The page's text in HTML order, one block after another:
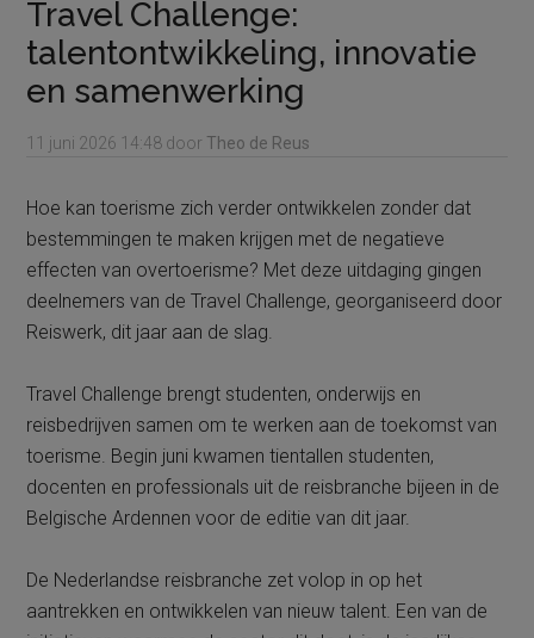
Travel Challenge:
talentontwikkeling, innovatie
en samenwerking
11 juni 2026 14:48 door Theo de Reus
Hoe kan toerisme zich verder ontwikkelen zonder dat
bestemmingen te maken krijgen met de negatieve
effecten van overtoerisme? Met deze uitdaging gingen
deelnemers van de Travel Challenge, georganiseerd door
Reiswerk, dit jaar aan de slag.
Travel Challenge brengt studenten, onderwijs en
reisbedrijven samen om te werken aan de toekomst van
toerisme. Begin juni kwamen tientallen studenten,
docenten en professionals uit de reisbranche bijeen in de
Belgische Ardennen voor de editie van dit jaar.
De Nederlandse reisbranche zet volop in op het
aantrekken en ontwikkelen van nieuw talent. Een van de